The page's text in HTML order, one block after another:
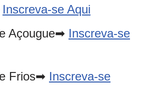
Inscreva-se Aqui
Açougue➡ Inscreva-se
Frios➡ Inscreva-se